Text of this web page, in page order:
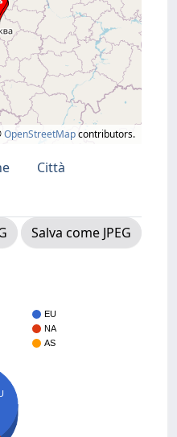
OpenStreetMapcontributors.
Città
Salva come JPEG
EU
NA
AS